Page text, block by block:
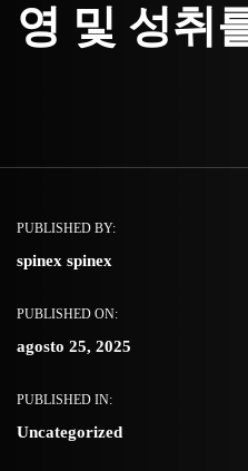
영 및 성취
PUBLISHED BY:
spinex spinex
PUBLISHED ON:
agosto 25, 2025
PUBLISHED IN:
Uncategorized